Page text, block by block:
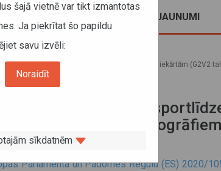
JAUNUMI
aprīkošanai ar jaunām reģistrācijas iekārtām (G2V2
pārvadātājiem
iekārtām (G2V2
Parlamenta un Padomes Regulu (ES) 2020/
šajā vietnē var tikt izmantotas
Ja piekrītat šo papildu
savu izvēli:
Noraidīt
sīkdatnēm